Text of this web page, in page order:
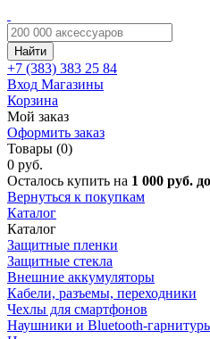
Найти
+7 (383) 383 25 84
Вход Магазины
Корзина
Мой заказ
Оформить заказ
Товары (0)
0 руб.
Осталось купить на 1 000 руб.
Вернуться к покупкам
Каталог
Каталог
Защитные пленки
Защитные стекла
Внешние аккумуляторы
Кабели, разъемы, переходники
Чехлы для смартфонов
Наушники и Bluetooth-